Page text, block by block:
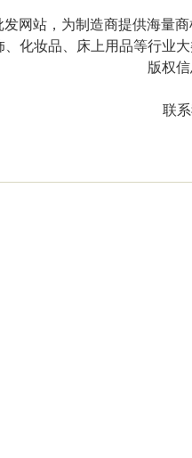
网站，为制造商提供海量
、化妆品、床上用品等行业
版权信
联